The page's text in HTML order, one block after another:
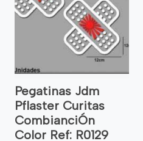
Pegatinas Jdm
Pflaster Curitas
CombianciÓn
Color Ref: R0129